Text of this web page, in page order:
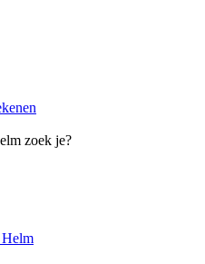
zoek je?
Helm